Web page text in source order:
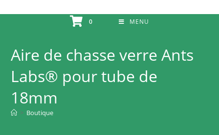
0 MENU
Aire de chasse verre Ants
Labs® pour tube de
18mm
> Boutique